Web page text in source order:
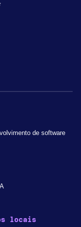
de software
locais